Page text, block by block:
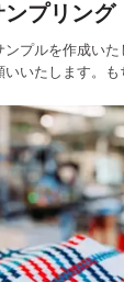
ンプリング
プルを作成い
いたします。